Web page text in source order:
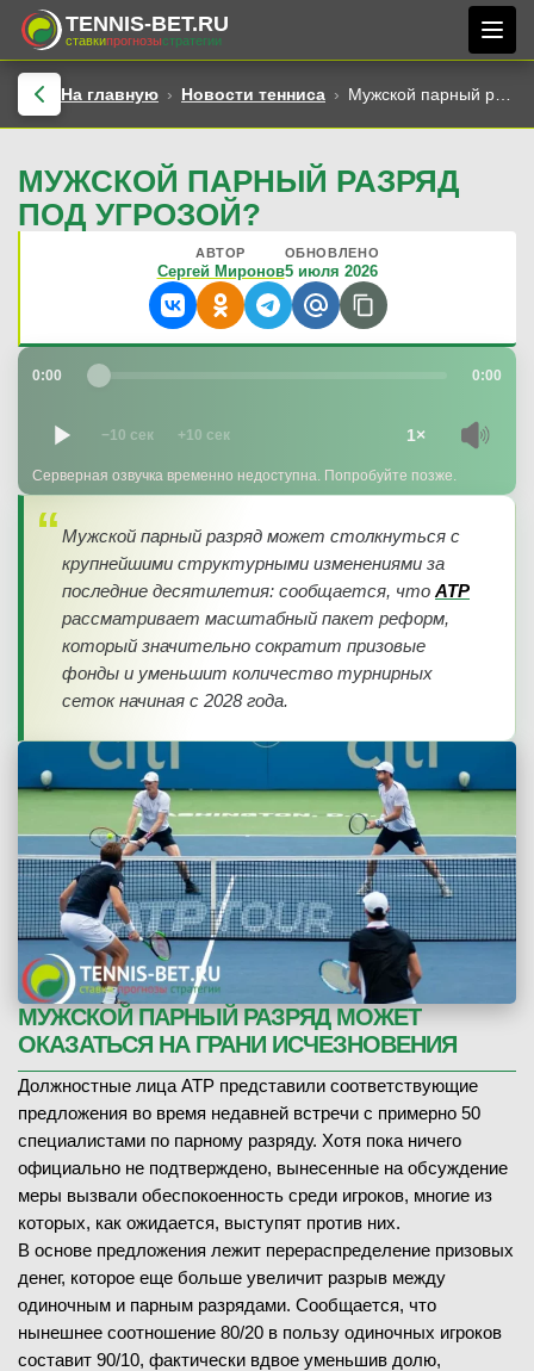
TENNIS-BET.RU
ставкипрогнозыстратегии
На главную Новости тенниса Мужской парный разряд под угрозой?
МУЖСКОЙ ПАРНЫЙ РАЗРЯД
ПОД УГРОЗОЙ?
АВТОР
Сергей Миронов
ОБНОВЛЕНО
5 июля 2026
0:00 0:00
−10 сек +10 сек 1×
Серверная озвучка временно недоступна. Попробуйте позже.
Мужской парный разряд может столкнуться с
крупнейшими структурными изменениями за
последние десятилетия: сообщается, что ATP
рассматривает масштабный пакет реформ,
который значительно сократит призовые
фонды и уменьшит количество турнирных
сеток начиная с 2028 года.
МУЖСКОЙ ПАРНЫЙ РАЗРЯД МОЖЕТ
ОКАЗАТЬСЯ НА ГРАНИ ИСЧЕЗНОВЕНИЯ
Должностные лица ATP представили соответствующие
предложения во время недавней встречи с примерно 50
специалистами по парному разряду. Хотя пока ничего
официально не подтверждено, вынесенные на обсуждение
меры вызвали обеспокоенность среди игроков, многие из
которых, как ожидается, выступят против них.
В основе предложения лежит перераспределение призовых
денег, которое еще больше увеличит разрыв между
одиночным и парным разрядами. Сообщается, что
нынешнее соотношение 80/20 в пользу одиночных игроков
составит 90/10, фактически вдвое уменьшив долю,